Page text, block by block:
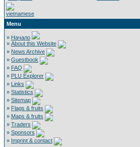
Menu
» Начало
» About this Website
» News Archive
» Guestbook
» FAQ
» PLU Explorer
» Links
» Statistics
» Sitemap
» Flags & fruits
» Maps & fruits
» Traders
» Sponsors
» Imprint & contact